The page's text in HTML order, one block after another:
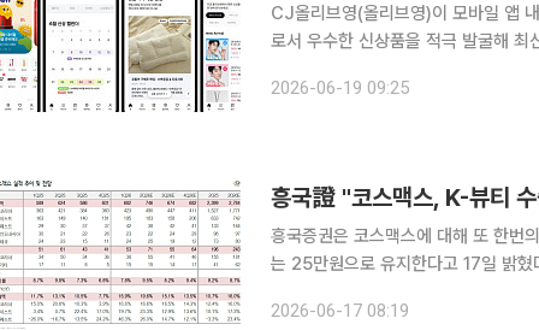
CJ올리브영(올리브영)이 모바일 앱
로서 우수한 신상품을 적극 발굴해 최
상에서 소개된 신상품 매출이 전월
2026-06-19 09:25
흥국證 "코스맥스, K-뷰티
흥국증권은 코스맥스에 대해 또 한번
는 25만원으로 유지한다고 17일 밝혔다. 이지원 흥국증권 연구원은 "상반기 매크로 불확
21% 성장하며 여전히 견조한 우상향
2026-06-17 08:19